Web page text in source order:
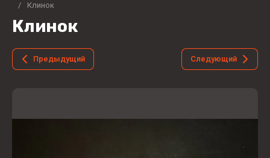
/
Клинок
Клинок
Предыдущий Следующий